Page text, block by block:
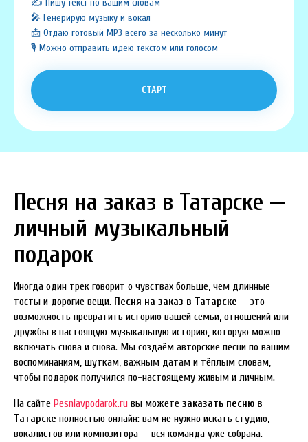
✍️ Пишу текст по вашим словам
🎤 Генерирую музыку и вокал
📩 Отдаю готовый MP3 всего за несколько минут
🎙️ Можно отправить идею текстом или голосом
СТАРТ
Песня на заказ в Татарске —
личный музыкальный
подарок
Иногда один трек говорит о чувствах больше, чем длинные
тосты и дорогие вещи. Песня на заказ в Татарске — это
возможность превратить историю вашей семьи, отношений или
дружбы в настоящую музыкальную историю, которую можно
включать снова и снова. Мы создаём авторские песни по вашим
воспоминаниям, шуткам, важным датам и тёплым словам,
чтобы подарок получился по-настоящему живым и личным.
На сайте Pesniavpodarok.ru вы можете заказать песню в
Татарске полностью онлайн: вам не нужно искать студию,
вокалистов или композитора — вся команда уже собрана.